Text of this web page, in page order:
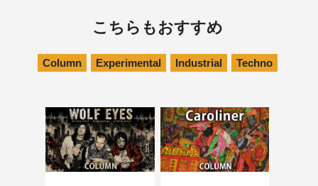
こちらもおすすめ
Column Experimental Industrial Techno